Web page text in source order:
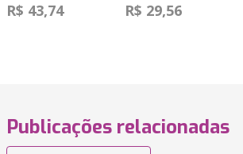
R$ 43,74 R$ 29,56
Publicações relacionadas